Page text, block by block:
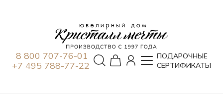
8 800 707-76-01
+7 495 788-77-22
ПОДАРОЧНЫЕ
СЕРТИФИКАТЫ